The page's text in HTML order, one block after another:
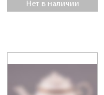
Нет в наличии